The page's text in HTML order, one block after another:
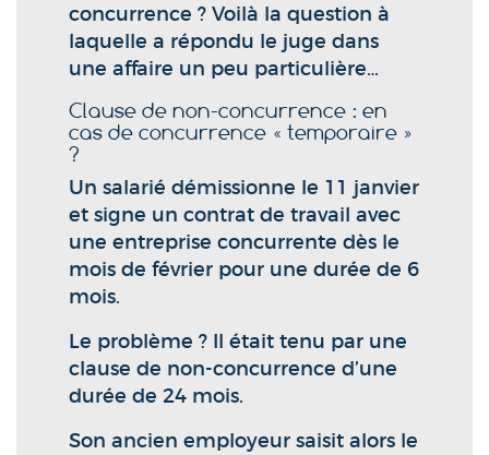
concurrence ? Voilà la question à
laquelle a répondu le juge dans
une affaire un peu particulière…
Clause de non-concurrence : en
cas de concurrence « temporaire »
?
Un salarié démissionne le 11 janvier
et signe un contrat de travail avec
une entreprise concurrente dès le
mois de février pour une durée de 6
mois.
Le problème ? Il était tenu par une
clause de non-concurrence d’une
durée de 24 mois.
Son ancien employeur saisit alors le